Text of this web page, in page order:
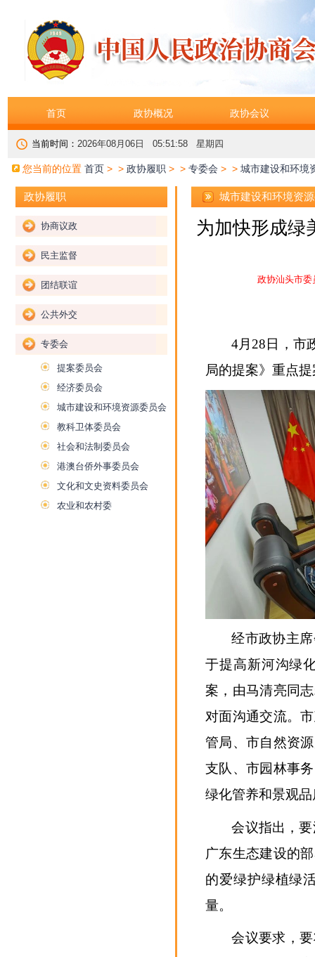
首页 政协概况 政协会议
当前时间： 2026年08月06日 05:51:58 星期四
您当前的位置 首页 > > 政协履职 > > 专委会 > > 城市建设和环境
政协履职
协商议政
民主监督
团结联谊
公共外交
专委会
提案委员会
经济委员会
城市建设和环境资源委员会
教科卫体委员会
社会和法制委员会
港澳台侨外事委员会
文化和文史资料委员会
农业和农村委
城市建设和环境资
为加快形成绿
政协汕头市委
4月28日，市
局的提案》重点
经市政协主
于提高新河沟绿
案，由马清亮同
对面沟通交流。
管局、市自然资
支队、市园林事
绿化管养和景观
会议指出，
广东生态建设的
的爱绿护绿植绿
量。
会议要求，